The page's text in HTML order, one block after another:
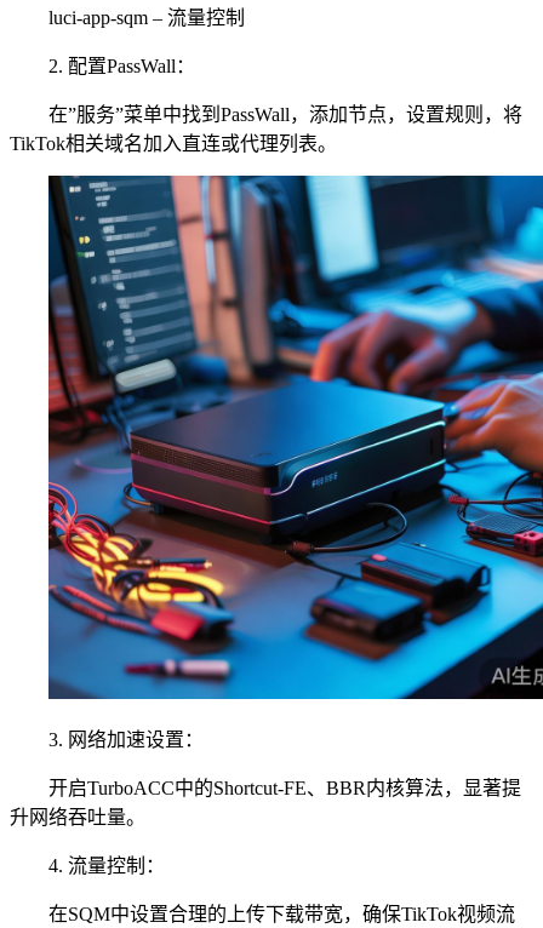
luci-app-sqm – 流量控制
2. 配置PassWall：
在”服务”菜单中找到PassWall，添加节点，设置规则，将
TikTok相关域名加入直连或代理列表。
3. 网络加速设置：
开启TurboACC中的Shortcut-FE、BBR内核算法，显著提
升网络吞吐量。
4. 流量控制：
在SQM中设置合理的上传下载带宽，确保TikTok视频流